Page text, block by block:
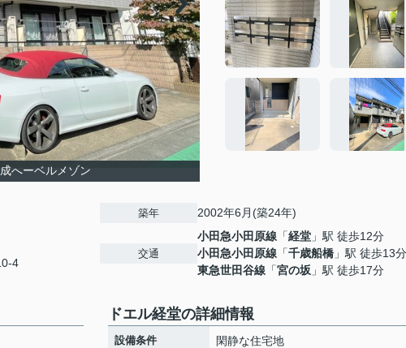
へーベルメゾン
4
築年 2002年6月(築24年)
交通
小田急小田原線 「経堂 」駅 徒歩12分
小田急小田原線 「千歳船橋 」駅 徒歩13分
東急世田谷線 「宮の坂 」駅 徒歩17分
ドエル経堂の詳細情報
設備条件
閑静な住宅地